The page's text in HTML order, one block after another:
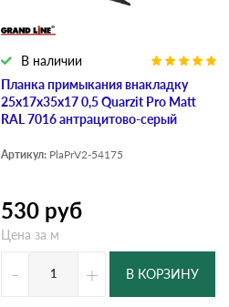
Планка примыкания внакладку
25х17х35х17 0,5 Quarzit Pro Matt
RAL 7016 антрацитово-серый
В наличии
Артикул: PlaPrV2-54175
530 руб
Цена за м
- + В КОРЗИНУ